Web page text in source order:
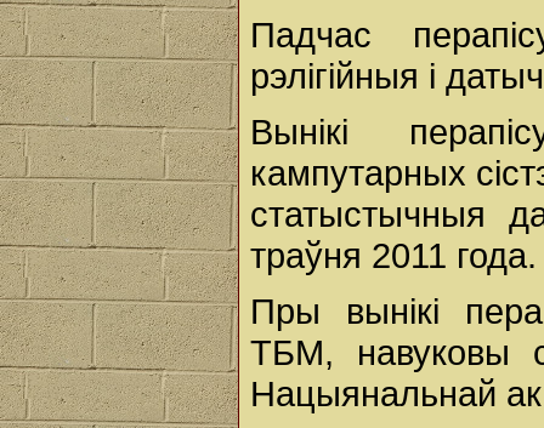
Падчас
рэлігійныя і
Вынікі
кампутарных
статыстычныя
траўня 2011 года.
Пры вынікі
ТБМ, навуковы
Нацыянальнай